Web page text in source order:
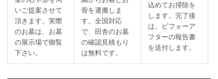
いご提案させて
頂きます。実際
のお墓は、お墓
の展示場で御覧
下さい。
骨を運搬しま
す。全国対応
で、田舎のお墓
の確認見積もり
は無料です。
込めてお掃除を
します。完了後
は、ビフォーア
フターの報告書
を送付します。